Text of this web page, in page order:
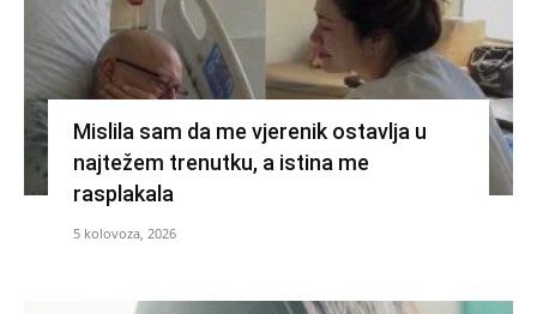
Mislila sam da me vjerenik ostavlja u
najtežem trenutku, a istina me
rasplakala
5 kolovoza, 2026